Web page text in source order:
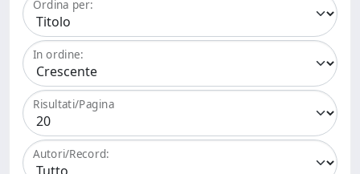
Ordina per:
In ordine:
Risultati/Pagina
Autori/Record: